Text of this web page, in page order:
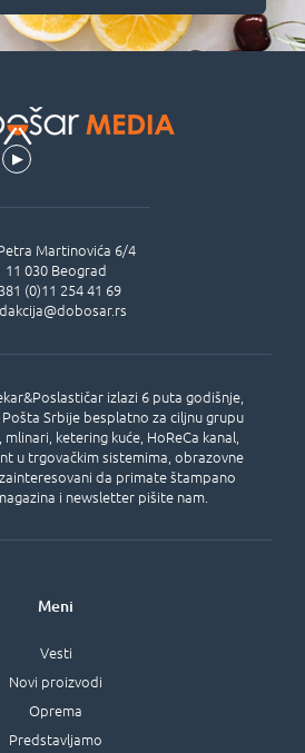
izlazi 6 puta godišnje,
Srbije besplatno za ciljnu grupu
ketering kuće, HoReCa kanal,
u trgovačkim sistemima, obrazovne
da primate štampano
i newsletter pišite nam.
Martinovića 6/4
11 030 Beograd
(0)11 254 41 69
Meni
Vesti
Novi proizvodi
Oprema
Predstavljamo